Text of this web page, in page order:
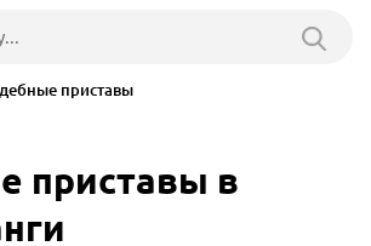
приставы
приставы в